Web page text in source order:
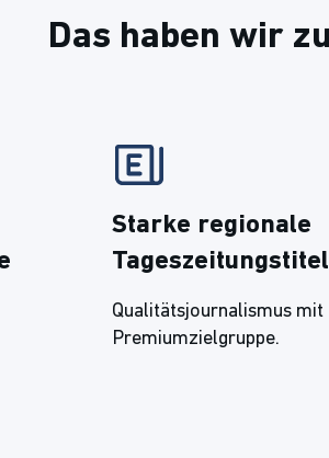
Das haben wir
Starke regionale
Tageszeitungstitel
Qualitätsjournalismus mit
Premiumzielgruppe.